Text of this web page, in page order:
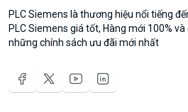
PLC Siemens là thương hiệu nổi tiếng
PLC Siemens giá tốt, Hàng mới 100%
những chính sách ưu đãi mới nhất